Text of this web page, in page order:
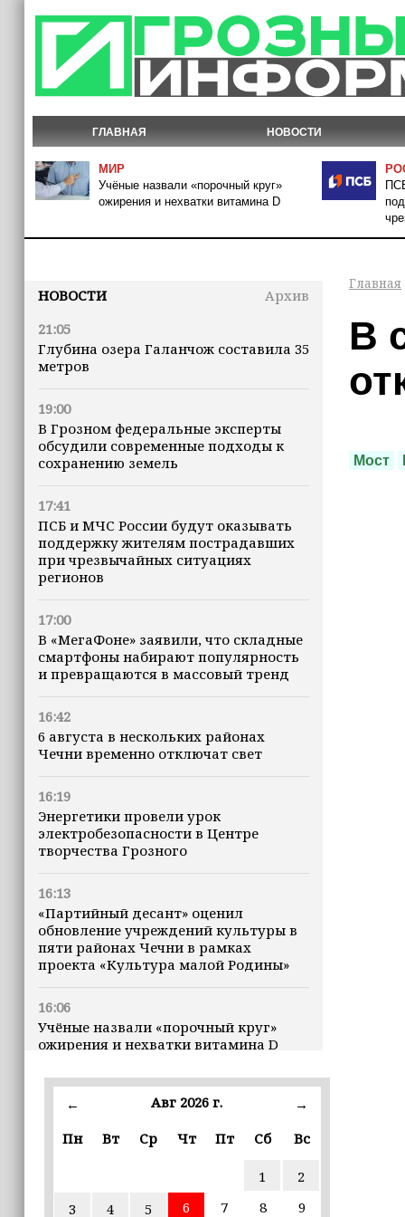
ГЛАВНАЯ НОВОСТИ
МИР
Учёные назвали «порочный круг»
ожирения и нехватки витамина D
НОВОСТИ
Архив
21:05
Глубина озера Галанчож составила 35
метров
19:00
В Грозном федеральные эксперты
обсудили современные подходы к
сохранению земель
17:41
ПСБ и МЧС России будут оказывать
поддержку жителям пострадавших
при чрезвычайных ситуациях
регионов
17:00
В «МегаФоне» заявили, что складные
смартфоны набирают популярность
и превращаются в массовый тренд
16:42
6 августа в нескольких районах
Чечни временно отключат свет
16:19
Энергетики провели урок
электробезопасности в Центре
творчества Грозного
16:13
«Партийный десант» оценил
обновление учреждений культуры в
пяти районах Чечни в рамках
проекта «Культура малой Родины»
16:06
Учёные назвали «порочный круг»
ожирения и нехватки витамина D
16:00
В Чеченской Республике начинается
избирательные комиссии
← Авг 2026 г.
→
Пн
Вт Ср Чт Пт Сб Вс
1
2
3
4 5 6 7 8
9
Главная
В
Мост